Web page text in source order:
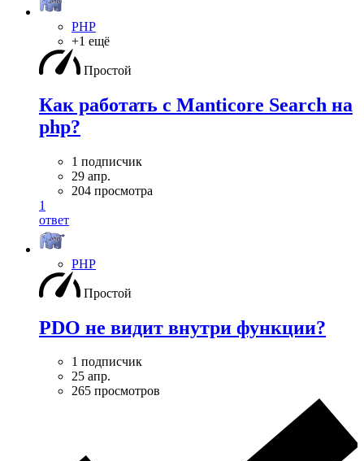
PHP
+1 ещё
Простой
Как работать с Manticore Search на
php?
1 подписчик
29 апр.
204 просмотра
1
ответ
PHP
Простой
PDO не видит внутри функции?
1 подписчик
25 апр.
265 просмотров